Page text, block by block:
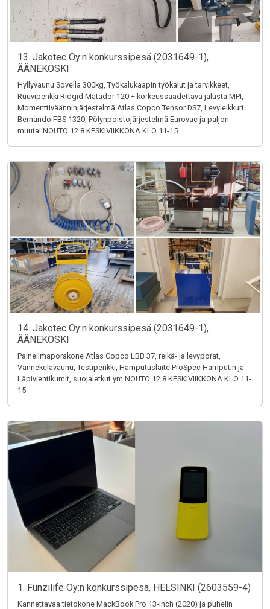
13. Jakotec Oy:n konkurssipesä (2031649-1),
ÄÄNEKOSKI
Hyllyvaunu Sovella 300kg, Työkalukaapin työkalut ja tarvikkeet,
Ruuvipenkki Ridgid Matador 120 + korkeussäädettävä jalusta MPI,
Momenttiväänninjärjestelmä Atlas Copco Tensor DS7, Levyleikkuri
Bernando FBS 1320, Pölynpoistojärjestelmä Eurovac ja paljon
muuta! NOUTO 12.8 KESKIVIIKKONA KLO 11-15
14. Jakotec Oy:n konkurssipesä (2031649-1),
ÄÄNEKOSKI
Paineilmaporakone Atlas Copco LBB 37, reikä- ja levyporat,
Vannekelavaunu, Testipenkki, Hamputuslaite ProSpec Hamputin ja
Läpivientikumit, suojaletkut ym NOUTO 12.8 KESKIVIIKKONA KLO 11-
15
1. Funzilife Oy:n konkurssipesä, HELSINKI (2603559-4)
Kannettavaa tietokone MackBook Pro 13-inch (2020) ja puhelin